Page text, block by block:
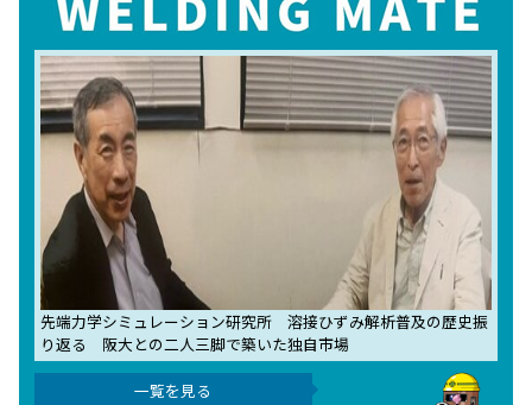
先端力学シミュレーション研究所 溶接ひずみ解析普及の歴史振
り返る 阪大との二人三脚で築いた独自市場
一覧を見る